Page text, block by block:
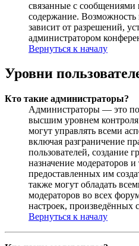
связанные с
содержание. Возможность
зависит от разрешений,
администратором
Вернуться к началу
Уровни
Кто такие администраторы?
Администраторы — это
высшим уровнем
могут управлять всеми
включая разграничение
пользователей, создание
назначение модераторов
предоставленных им
также могут обладать
модераторов во всех
настроек, произведённых
Вернуться к началу